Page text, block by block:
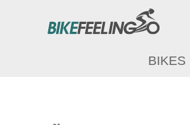
BIKES